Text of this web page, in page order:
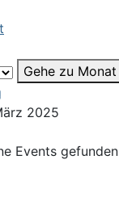
Gehe zu Monat
2025
Events gefunden